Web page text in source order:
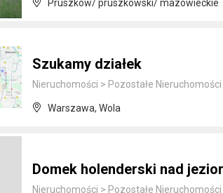
Pruszków/ pruszkowski/ mazowieckie
Szukamy działek
Nieruchomości > Pozostałe Nieruchomości
Warszawa, Wola
Domek holenderski nad
Nieruchomości > Pozostałe Nieruchomości